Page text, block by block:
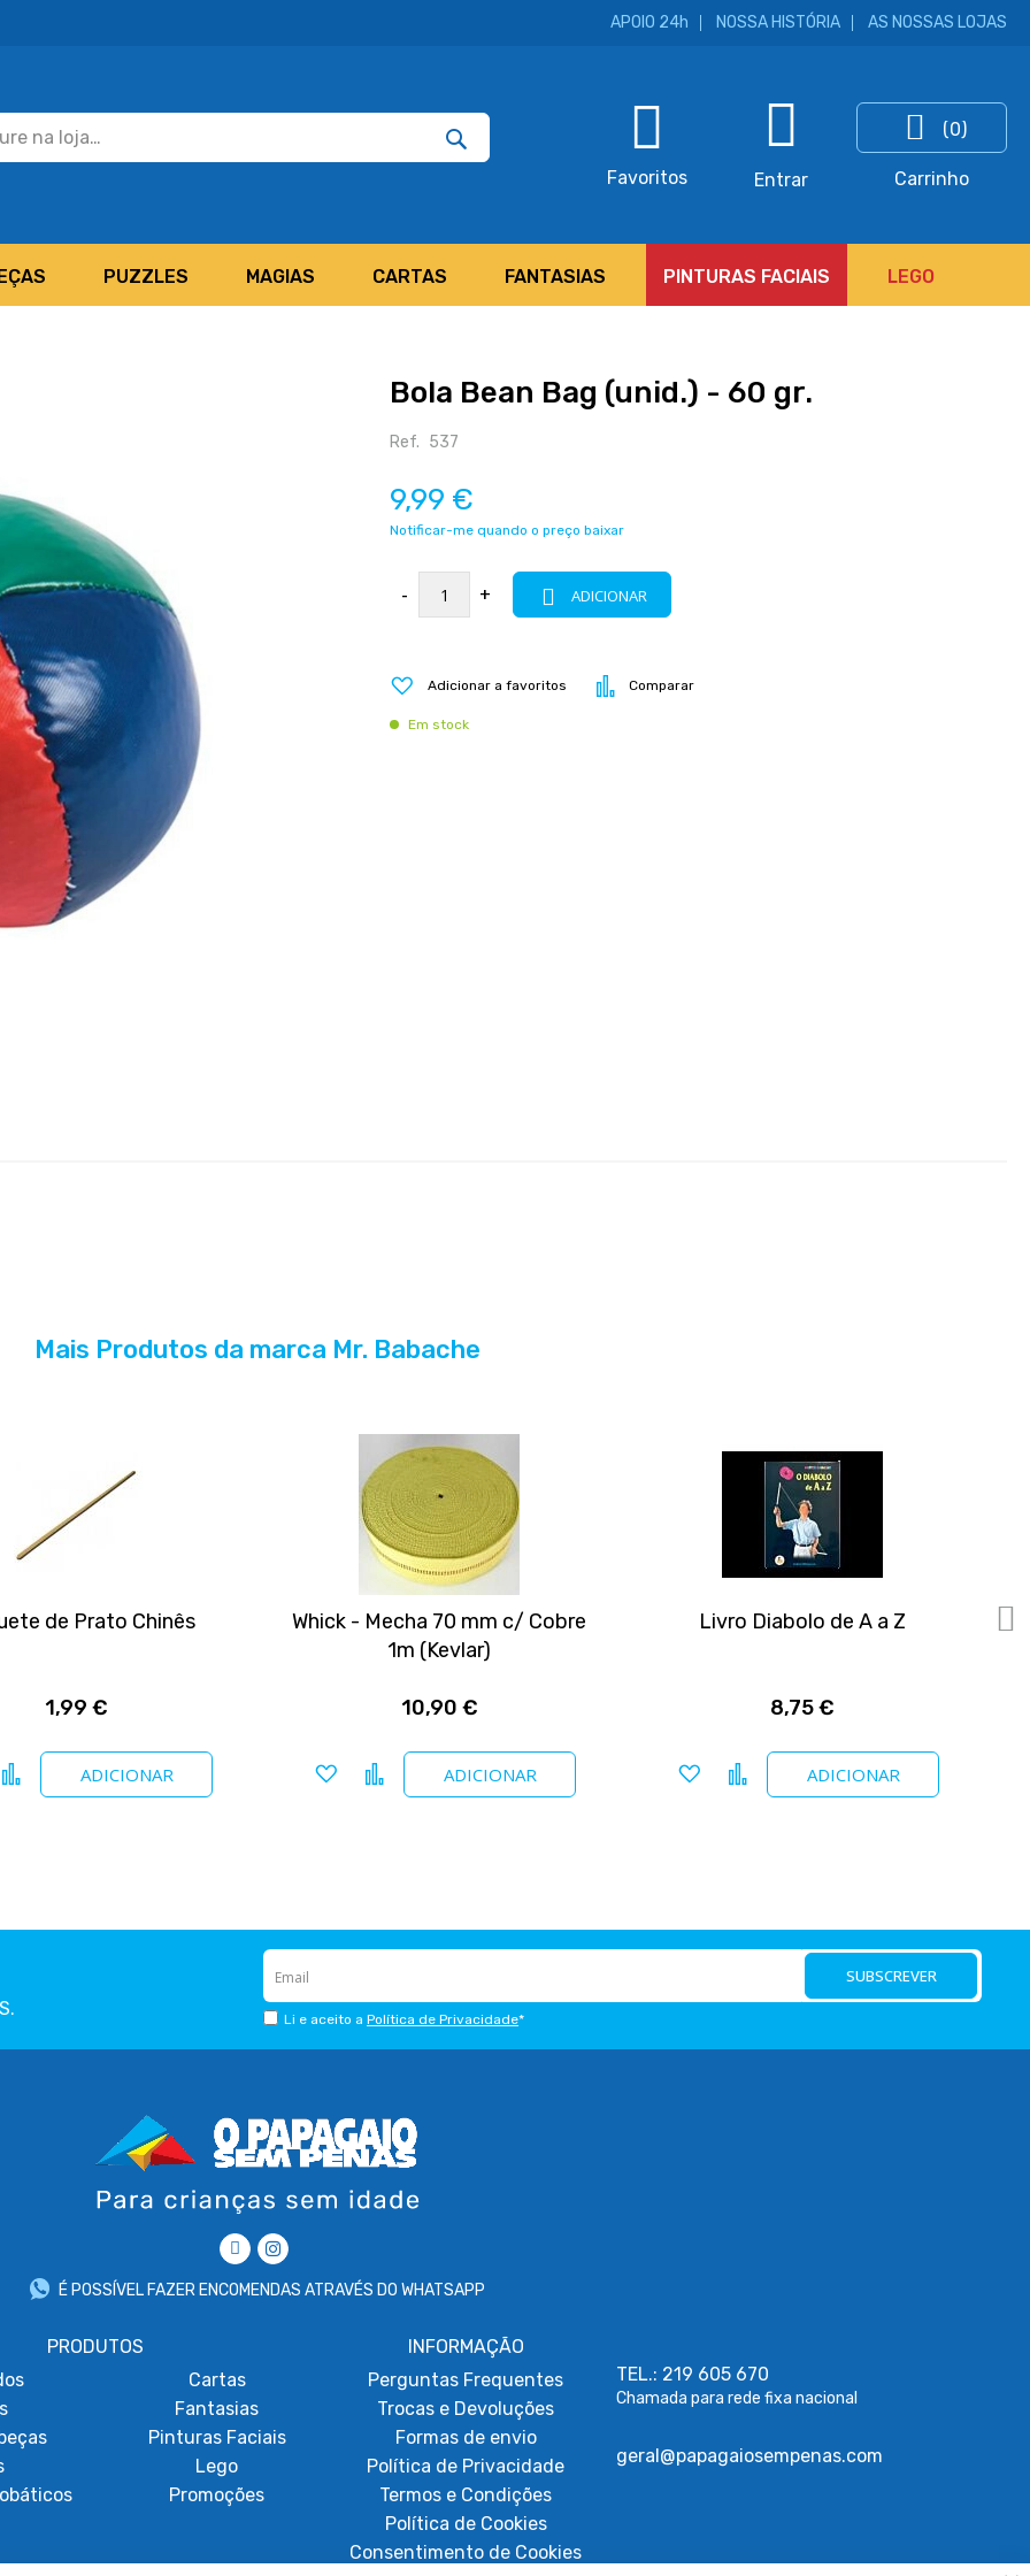
APOIO 24h NOSSA HISTÓRIA AS NOSSAS LOJAS
Pesquisar Pesquisar
Favoritos Entrar
(0)
Carrinho
PUZZLES MAGIAS CARTAS FANTASIAS PINTURAS FACIAIS LEGO
Bola Bean Bag (unid.) - 60 gr.
Ref. 537
9,99 €
Notificar-me quando o preço baixar
- + ADICIONAR
Adicionar a favoritos Comparar
Em stock
Mais Produtos da marca Mr. Babache
de Prato Chinês
1,99 €
ADICIONAR
a favoritos
Comparar
Whick - Mecha 70 mm c/ Cobre
1m (Kevlar)
10,90 €
ADICIONAR
Adicionar a favoritos
Comparar
Livro Diabolo de A a Z
8,75 €
ADICIONAR
Adicionar a favoritos
Comparar
SUBSCREVER
Li e aceito a Política de Privacidade*
É POSSÍVEL FAZER ENCOMENDAS ATRAVÉS DO WHATSAPP
PRODUTOS
Cartas
Fantasias
Pinturas Faciais
Lego
Promoções
INFORMAÇÃO
Perguntas Frequentes
Trocas e Devoluções
Formas de envio
Política de Privacidade
Termos e Condições
Política de Cookies
Consentimento de Cookies
TEL.: 219 605 670
Chamada para rede fixa nacional
geral@papagaiosempenas.com